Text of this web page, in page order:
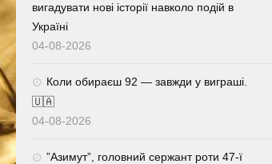
вигадувати нові історії навколо подій в
Україні
04-08-2026
Коли обираєш 92 — завжди у виграші.
🇺🇦
04-08-2026
⁨”Азимут”, головний сержант роти 47-ї